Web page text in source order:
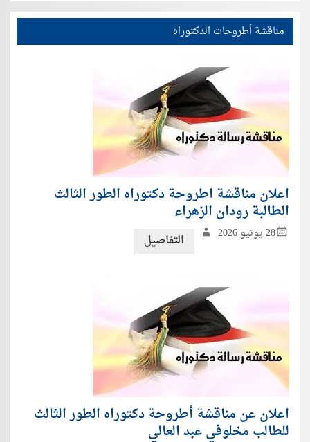
مناقشة أطروحات الدكتوراه
اعلان مناقشة اطروحة دكتوراه الطور الثالث
الطالبة رودان الزهراء
28 يونيو 2026 التفاصيل
اعلان عن مناقشة أطروحة دكتوراه الطور الثالث
للطالب مخلوفي عبد العالي